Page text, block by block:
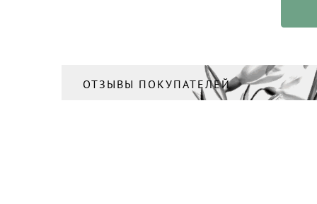
Хайлайтер, румяна(6)
ОТЗЫВЫ ПОКУПАТЕЛЕЙ